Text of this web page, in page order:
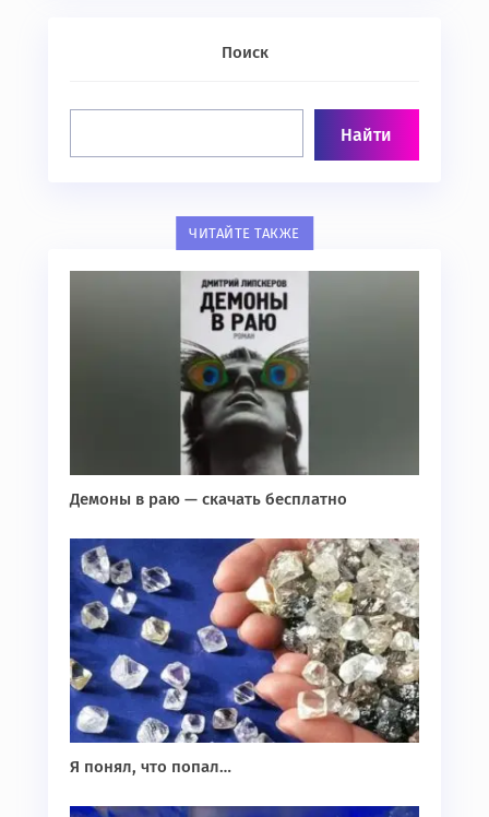
Поиск
ЧИТАЙТЕ ТАКЖЕ
Демоны в раю — скачать бесплатно
Я понял, что попал…